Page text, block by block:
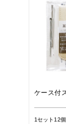
ケース付
1セット12